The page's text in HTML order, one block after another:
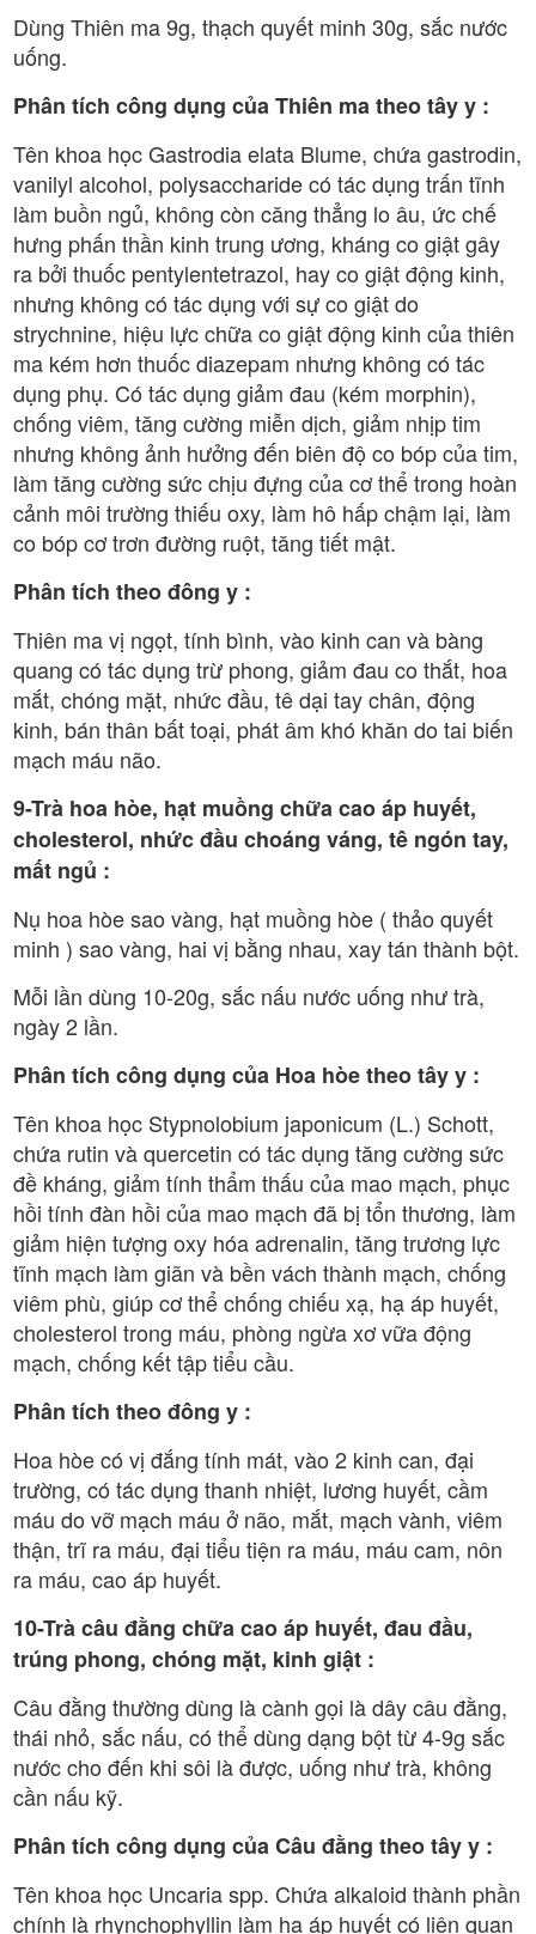
Dùng Thiên ma 9g, thạch quyết minh 30g, sắc nước
uống.
Phân tích công dụng của Thiên ma theo tây y :
Tên khoa học Gastrodia elata Blume, chứa gastrodin,
vanilyl alcohol, polysaccharide có tác dụng trấn tĩnh
làm buồn ngủ, không còn căng thẳng lo âu, ức chế
hưng phấn thần kinh trung ương, kháng co giật gây
ra bởi thuốc pentylentetrazol, hay co giật động kinh,
nhưng không có tác dụng với sự co giật do
strychnine, hiệu lực chữa co giật động kinh của thiên
ma kém hơn thuốc diazepam nhưng không có tác
dụng phụ. Có tác dụng giảm đau (kém morphin),
chống viêm, tăng cường miễn dịch, giảm nhịp tim
nhưng không ảnh hưởng đến biên độ co bóp của tim,
làm tăng cường sức chịu đựng của cơ thể trong hoàn
cảnh môi trường thiếu oxy, làm hô hấp chậm lại, làm
co bóp cơ trơn đường ruột, tăng tiết mật.
Phân tích theo đông y :
Thiên ma vị ngọt, tính bình, vào kinh can và bàng
quang có tác dụng trừ phong, giảm đau co thắt, hoa
mắt, chóng mặt, nhức đầu, tê dại tay chân, động
kinh, bán thân bất toại, phát âm khó khăn do tai biến
mạch máu não.
9-Trà hoa hòe, hạt muồng chữa cao áp huyết,
cholesterol, nhức đầu choáng váng, tê ngón tay,
mất ngủ :
Nụ hoa hòe sao vàng, hạt muồng hòe ( thảo quyết
minh ) sao vàng, hai vị bằng nhau, xay tán thành bột.
Mỗi lần dùng 10-20g, sắc nấu nước uống như trà,
ngày 2 lần.
Phân tích công dụng của Hoa hòe theo tây y :
Tên khoa học Stypnolobium japonicum (L.) Schott,
chứa rutin và quercetin có tác dụng tăng cường sức
đề kháng, giảm tính thẩm thấu của mao mạch, phục
hồi tính đàn hồi của mao mạch đã bị tổn thương, làm
giảm hiện tượng oxy hóa adrenalin, tăng trương lực
tĩnh mạch làm giãn và bền vách thành mạch, chống
viêm phù, giúp cơ thể chống chiếu xạ, hạ áp huyết,
cholesterol trong máu, phòng ngừa xơ vữa động
mạch, chống kết tập tiểu cầu.
Phân tích theo đông y :
Hoa hòe có vị đắng tính mát, vào 2 kinh can, đại
trường, có tác dụng thanh nhiệt, lương huyết, cầm
máu do vỡ mạch máu ở não, mắt, mạch vành, viêm
thận, trĩ ra máu, đại tiểu tiện ra máu, máu cam, nôn
ra máu, cao áp huyết.
10-Trà câu đằng chữa cao áp huyết, đau đầu,
trúng phong, chóng mặt, kinh giật :
Câu đằng thường dùng là cành gọi là dây câu đằng,
thái nhỏ, sắc nấu, có thể dùng dạng bột từ 4-9g sắc
nước cho đến khi sôi là được, uống như trà, không
cần nấu kỹ.
Phân tích công dụng của Câu đằng theo tây y :
Tên khoa học Uncaria spp. Chứa alkaloid thành phần
chính là rhynchophyllin làm hạ áp huyết có liên quan